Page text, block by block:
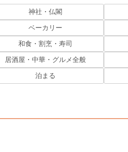
神社・仏閣
ベーカリー
和食・割烹・寿司
居酒屋・中華・グルメ全般
泊まる